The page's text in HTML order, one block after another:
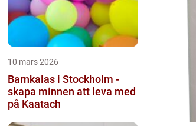
10 mars 2026
Barnkalas i Stockholm -
skapa minnen att leva med
på Kaatach